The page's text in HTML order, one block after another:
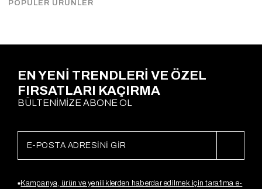
EN YENİ TRENDLERİ VE ÖZEL
FIRSATLARI KAÇIRMA
BÜLTENİMİZE ABONE OL
Kampanya, ürün ve yeniliklerden haberdar edilmek için tarafıma e-
POPÜLER ÜRÜNLER